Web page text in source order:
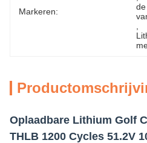
Markeren:
Oplaadbare Lithium Golf
THLB 1200 Cycles 51.2V